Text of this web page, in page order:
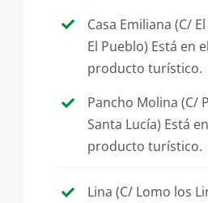
Casa Emiliana (C/
El Pueblo) Está en
producto turístico.
Pancho Molina (C/
Santa Lucía) Está
producto turístico.
Lina (C/ Lomo los